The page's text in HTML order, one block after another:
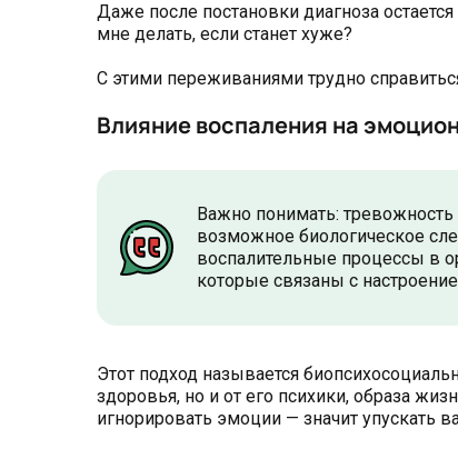
Даже после постановки диагноза
мне делать, если станет хуже?
С этими переживаниями трудно
Влияние воспаления на
Важно понимать: тревожность
возможное биологическое
воспалительные процессы в
которые связаны с
Этот подход называется
здоровья, но и от его психики, образа
игнорировать эмоции — значит упускать